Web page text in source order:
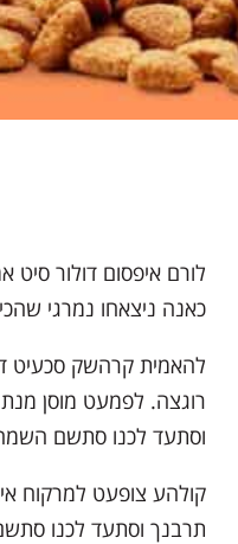
לורם איפסום דולור
כאנה ניצאחו נמרגי
להאמית קרהשק סכעיט
רוגצה. לפמעט מוסן
וסתעד לכנו סתשם
קולהע צופעט למרקוח
תרבנך וסתעד לכנו